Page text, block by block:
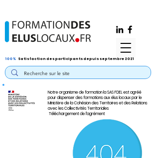
Notre organisme de formation la SAS FDEL est agréé
pour dispenser des formations aux élus locaux par le
Ministère de la Cohésion des Territoires et des Relations
avec les Collectivités Territoriales
Téléchargement de l'agrément
100% Satisfaction des participants depuis septembre 2021